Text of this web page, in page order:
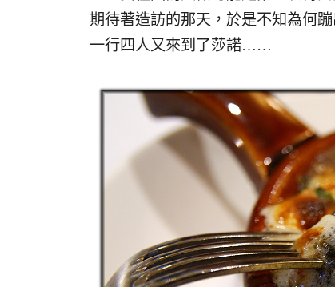
期待著造訪的那天，於是不知為何
一行四人又來到了莎諾……